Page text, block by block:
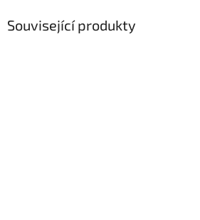
Související produkty